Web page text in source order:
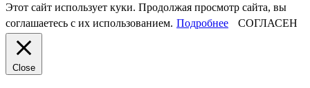
Этот сайт использует куки. Продолжая просмотр сайта, вы
соглашаетесь с их использованием. Подробнее СОГЛАСЕН
Close